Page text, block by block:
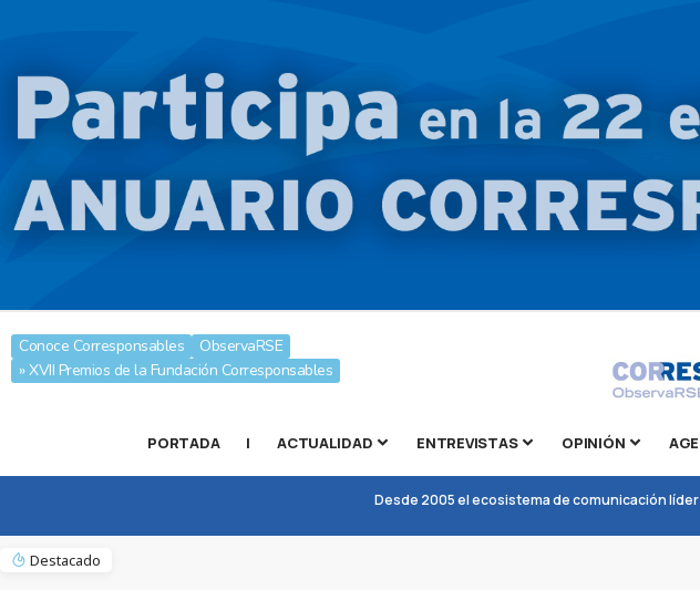
Conoce Corresponsables
ObservaRSE
» XVII Premios de la Fundación Corresponsables
PORTADA | ACTUALIDAD ENTREVISTAS OPINIÓN
Desde 2005 el ecosistema de comunicación líder
Destacado